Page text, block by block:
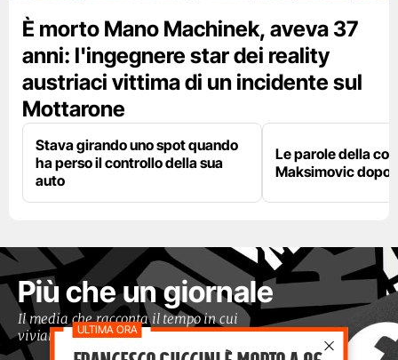
È morto Mano Machinek, aveva 37
anni: l'ingegnere star dei reality
austriaci vittima di un incidente sul
Mottarone
Stava girando uno spot quando
ha perso il controllo della sua
auto
Le parole della
Maksimovic dopo
Più che un giornale
Il media che racconta il tempo in cui
viviamo con occhi moderni